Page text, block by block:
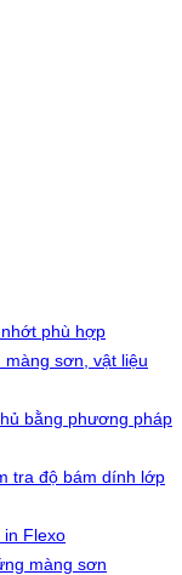
phù hợp
sơn, vật liệu
bằng phương pháp
tra độ bám dính lớp
Flexo
màng sơn